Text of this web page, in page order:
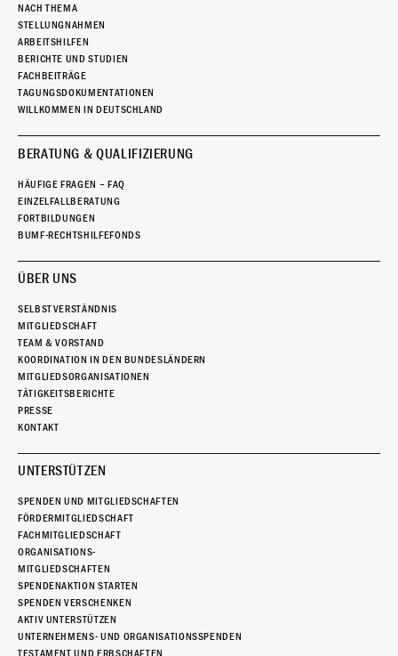
NACH THEMA
STELLUNGNAHMEN
ARBEITSHILFEN
BERICHTE UND STUDIEN
FACHBEITRÄGE
TAGUNGSDOKUMENTATIONEN
WILLKOMMEN IN DEUTSCHLAND
BERATUNG & QUALIFIZIERUNG
HÄUFIGE FRAGEN – FAQ
EINZELFALLBERATUNG
FORTBILDUNGEN
BUMF-RECHTSHILFEFONDS
ÜBER UNS
SELBSTVERSTÄNDNIS
MITGLIEDSCHAFT
TEAM & VORSTAND
KOORDINATION IN DEN BUNDESLÄNDERN
MITGLIEDSORGANISATIONEN
TÄTIGKEITSBERICHTE
PRESSE
KONTAKT
UNTERSTÜTZEN
SPENDEN UND MITGLIEDSCHAFTEN
FÖRDERMITGLIEDSCHAFT
FACHMITGLIEDSCHAFT
ORGANISATIONS-
MITGLIEDSCHAFTEN
SPENDENAKTION STARTEN
SPENDEN VERSCHENKEN
AKTIV UNTERSTÜTZEN
UNTERNEHMENS- UND ORGANISATIONSSPENDEN
TESTAMENT UND ERBSCHAFTEN